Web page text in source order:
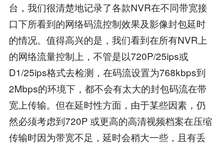
台，我们很清楚地记录了各款NVR在不同带宽接
口下所看到的网络码流控制效果及影像封包延时
的情况。值得高兴的是，我们看到在所有NVR上
的网络流量控制上，不管是以720P/25ips或
D1/25ips格式去检测，在码流设置为768kbps到
2Mbps的环境下，都不会有太大的封包码流在带
宽上传输。但在延时性方面，由于某些因素，仍
然必须考虑到720P 或更高的高清视频档案在压缩
传输时因为带宽不足，延时会稍大一些，且有丢